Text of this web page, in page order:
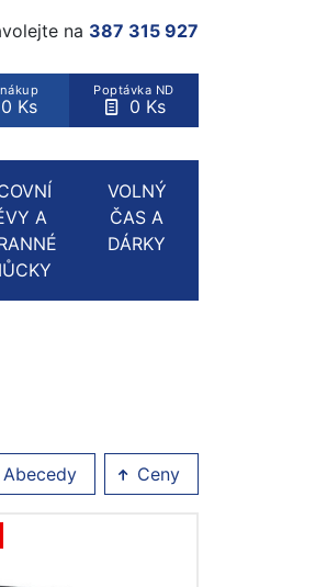
na 387 315 927
0 Ks
Poptávka ND
0 Ks
A
VOLNÝ
ČAS A
DÁRKY
Abecedy Ceny